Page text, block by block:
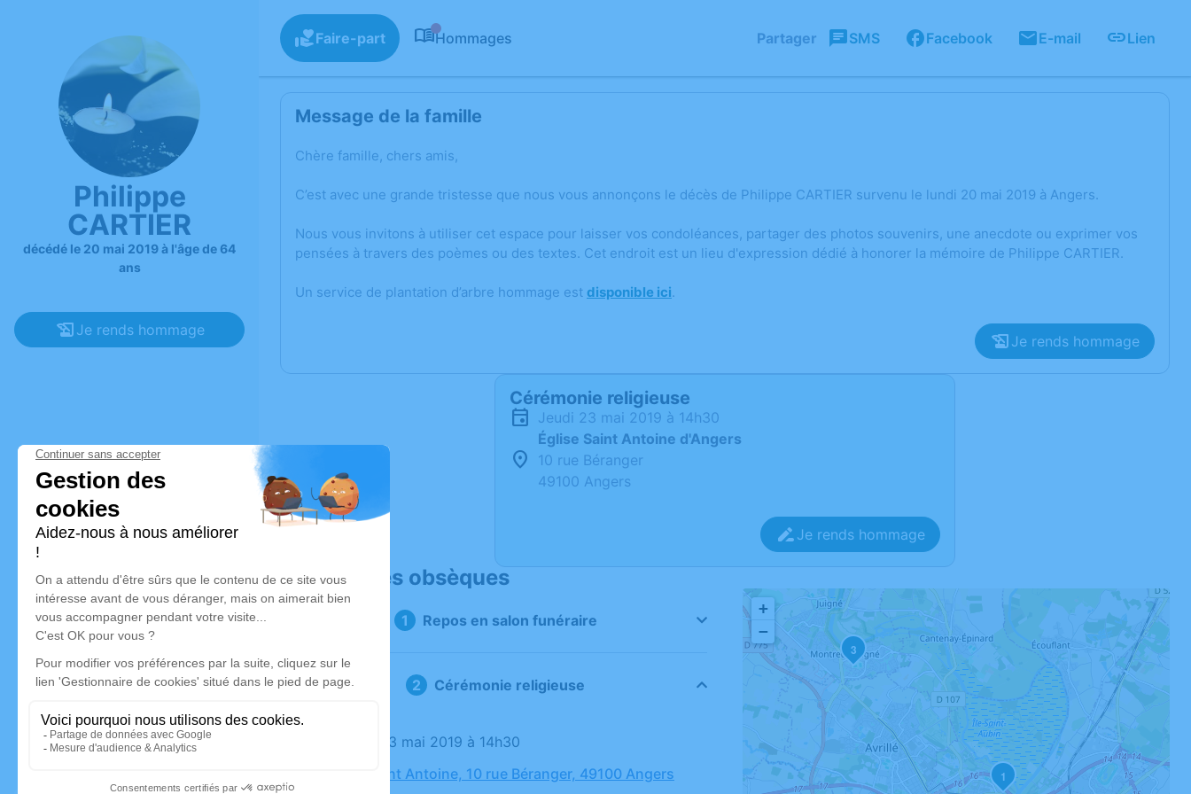
Philippe
CARTIER
décédé le 20 mai 2019 à l'âge de 64
ans
Je rends hommage
Faire-part Hommages Partager SMS Facebook E-mail Lien
Message de la famille
Chère famille, chers amis,
C’est avec une grande tristesse que nous vous annonçons le décès de Philippe CARTIER survenu le lundi 20 mai 2019 à Angers.
Nous vous invitons à utiliser cet espace pour laisser vos condoléances, partager des photos souvenirs, une anecdote ou exprimer vos
pensées à travers des poèmes ou des textes. Cet endroit est un lieu d'expression dédié à honorer la mémoire de Philippe CARTIER.
Un service de plantation d’arbre hommage est disponible ici.
Je rends hommage
Cérémonie religieuse
jeudi 23 mai 2019 à 14h30
Église Saint Antoine d'Angers
10 rue Béranger
49100 Angers
Je rends hommage
Déroulé des obsèques
Repos en salon funéraire
Cérémonie religieuse
Le jeudi 23 mai 2019 à 14h30
Église Saint Antoine, 10 rue Béranger, 49100 Angers
1
3
+
−